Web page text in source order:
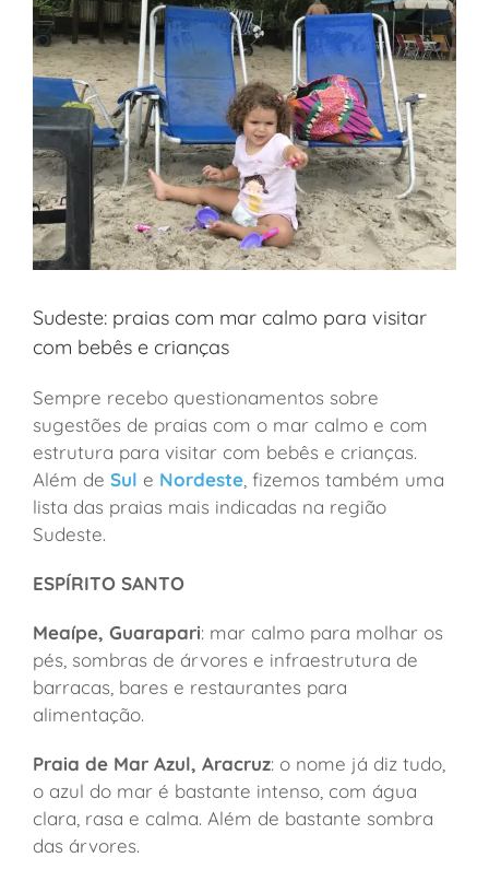
Sudeste: praias com mar calmo para visitar
com bebês e crianças
Sempre recebo questionamentos sobre
sugestões de praias com o mar calmo e com
estrutura para visitar com bebês e crianças.
Além de Sul e Nordeste , fizemos também uma
lista das praias mais indicadas na região
Sudeste.
ESPÍRITO SANTO
Meaípe, Guarapari: mar calmo para molhar os
pés, sombras de árvores e infraestrutura de
barracas, bares e restaurantes para
alimentação.
Praia de Mar Azul, Aracruz: o nome já diz tudo,
o azul do mar é bastante intenso, com água
clara, rasa e calma. Além de bastante sombra
das árvores.